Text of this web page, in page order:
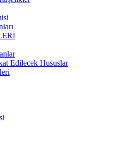
Edilecek Hususlar